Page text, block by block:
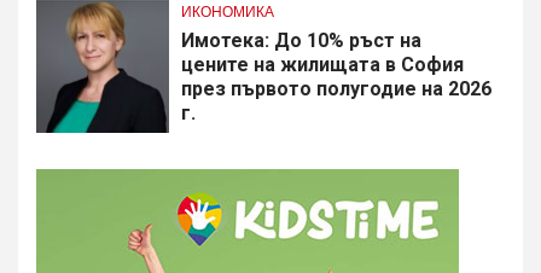
ИКОНОМИКА
Имотека: До 10% ръст на
цените на жилищата в София
през първото полугодие на 2026
г.